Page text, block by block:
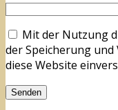
Mit der Nutzung
der Speicherung
diese Website